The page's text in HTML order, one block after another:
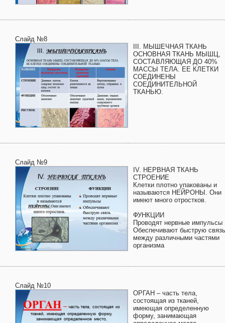
Слайд №8
III. МЫШЕЧНАЯ ТКАНЬ
ОСНОВНАЯ ТКАНЬ МЫШЦ,
СОСТАВЛЯЮЩАЯ ДО 40%
МАССЫ ТЕЛА. ЕЕ КЛЕТКИ
СОЕДИНЕНЫ
СОЕДИНИТЕЛЬНОЙ
ТКАНЬЮ.
Слайд №9
IV. НЕРВНАЯ ТКАНЬ
СТРОЕНИЕ
Клетки плотно упакованы и
называются НЕЙРОНЫ. Они
имеют много отростков.
ФУНКЦИИ
Проводят нервные импульсы
Обеспечивают быструю связь
между различными частями
организма
Слайд №10
ОРГАН – часть тела,
состоящая из тканей,
имеющая определенную
форму, занимающая